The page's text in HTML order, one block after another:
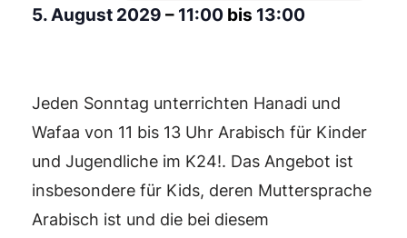
5. August 2029 – 11:00 bis 13:00
Jeden Sonntag unterrichten Hanadi und
Wafaa von 11 bis 13 Uhr Arabisch für Kinder
und Jugendliche im K24!. Das Angebot ist
insbesondere für Kids, deren Muttersprache
Arabisch ist und die bei diesem